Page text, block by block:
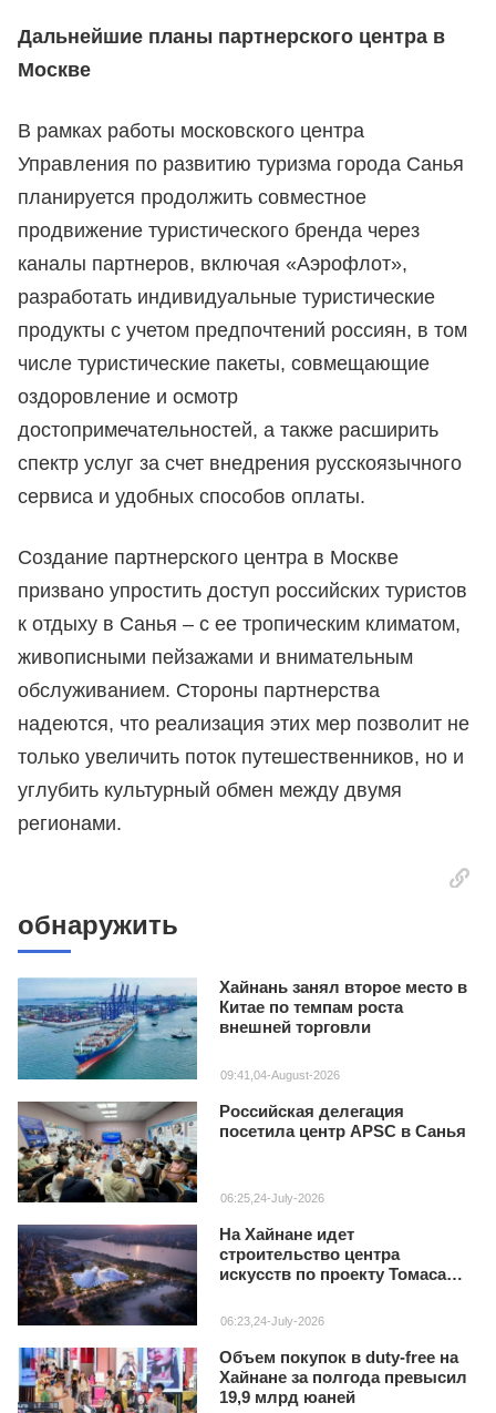
Дальнейшие планы партнерского центра в
Москве
В рамках работы московского центра
Управления по развитию туризма города Санья
планируется продолжить совместное
продвижение туристического бренда через
каналы партнеров, включая «Аэрофлот»,
разработать индивидуальные туристические
продукты с учетом предпочтений россиян, в том
числе туристические пакеты, совмещающие
оздоровление и осмотр
достопримечательностей, а также расширить
спектр услуг за счет внедрения русскоязычного
сервиса и удобных способов оплаты.
Создание партнерского центра в Москве
призвано упростить доступ российских туристов
к отдыху в Санья – с ее тропическим климатом,
живописными пейзажами и внимательным
обслуживанием. Стороны партнерства
надеются, что реализация этих мер позволит не
только увеличить поток путешественников, но и
углубить культурный обмен между двумя
регионами.
обнаружить
Хайнань занял второе место в
Китае по темпам роста
внешней торговли
09:41,04-August-2026
Российская делегация
посетила центр APSC в Санья
06:25,24-July-2026
На Хайнане идет
строительство центра
искусств по проекту Томаса
06:23,24-July-2026
Объем покупок в duty‑free на
Хайнане за полгода превысил
19,9 млрд юаней